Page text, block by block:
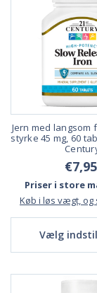
Jern med langsom
styrke 45 mg, 60
€7,95
Priser i store
Køb i løs vægt, og
Vælg